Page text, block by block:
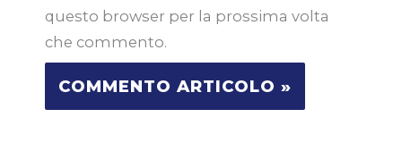
questo browser per la prossima volta
che commento.